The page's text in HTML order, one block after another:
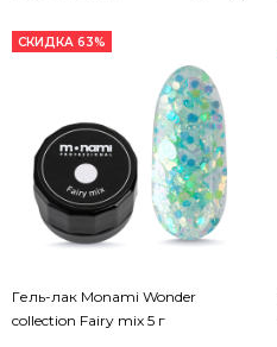
СКИДКА 63%
Гель-лак Monami Wonder
collection Fairy mix 5 г